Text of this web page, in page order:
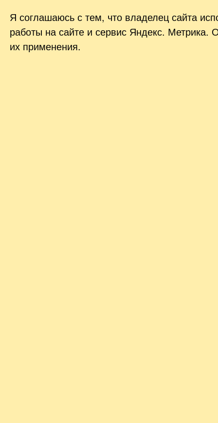
Я соглашаюсь с тем, что владелец сайта
работы на сайте и сервис Яндекс. Метрика.
их применения.